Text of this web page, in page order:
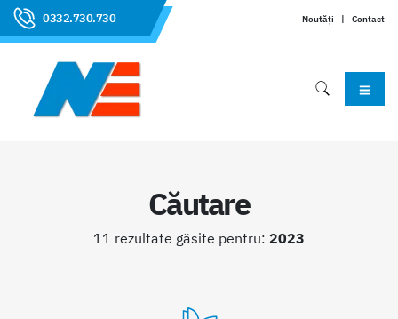
0332.730.730 Noutăți | Contact
Căutare
11 rezultate găsite pentru: 2023